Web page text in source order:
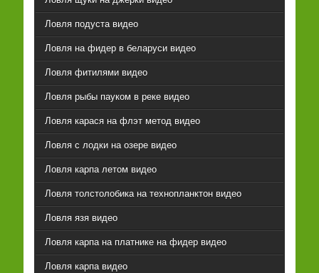
Ловля подуста видео
Ловля на фидер в беларуси видео
Ловля фитилями видео
Ловля рыбы пауком в реке видео
Ловля карася на флэт метод видео
Ловля с лодки на озере видео
Ловля карпа летом видео
Ловля толстолобика на технопланктон видео
Ловля язя видео
Ловля карпа на платнике на фидер видео
Ловля карпа видео